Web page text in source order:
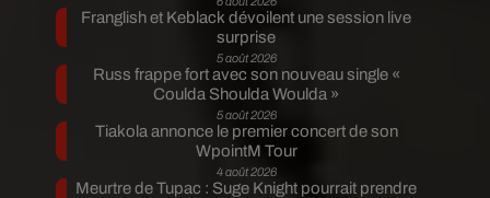
Franglish et Keblack dévoilent une session live
surprise
5 août 2026
Russ frappe fort avec son nouveau single «
Coulda Shoulda Woulda »
5 août 2026
Tiakola annonce le premier concert de son
WpointM Tour
4 août 2026
Meurtre de Tupac : Suge Knight pourrait prendre